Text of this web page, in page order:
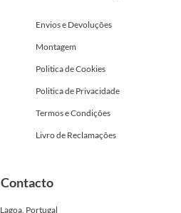
Envios e Devoluções
Montagem
Politica de Cookies
Politica de Privacidade
Termos e Condições
Livro de Reclamações
Contacto
Lagoa, Portugal